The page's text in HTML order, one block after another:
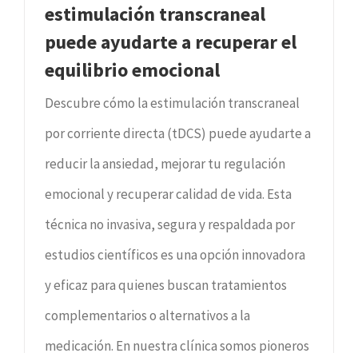
estimulación transcraneal
puede ayudarte a recuperar el
equilibrio emocional
Descubre cómo la estimulación transcraneal
por corriente directa (tDCS) puede ayudarte a
reducir la ansiedad, mejorar tu regulación
emocional y recuperar calidad de vida. Esta
técnica no invasiva, segura y respaldada por
estudios científicos es una opción innovadora
y eficaz para quienes buscan tratamientos
complementarios o alternativos a la
medicación. En nuestra clínica somos pioneros